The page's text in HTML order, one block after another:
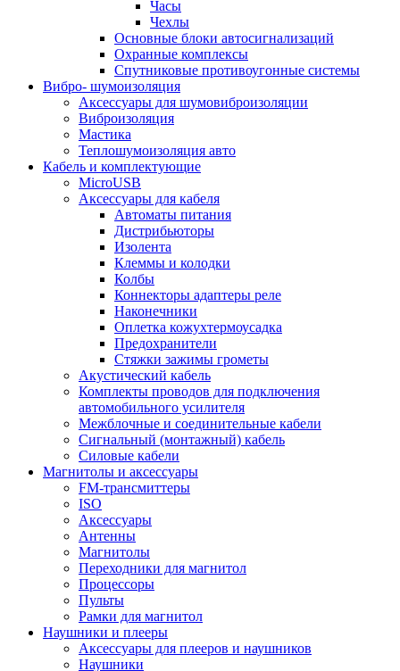
Часы
Чехлы
Основные блоки автосигнализаций
Охранные комплексы
Спутниковые противоугонные системы
Вибро- шумоизоляция
Аксессуары для шумовиброизоляции
Виброизоляция
Мастика
Теплошумоизоляция авто
Кабель и комплектующие
MicroUSB
Аксессуары для кабеля
Автоматы питания
Дистрибьюторы
Изолента
Клеммы и колодки
Колбы
Коннекторы адаптеры реле
Наконечники
Оплетка кожухтермоусадка
Предохранители
Стяжки зажимы грометы
Акустический кабель
Комплекты проводов для подключения
автомобильного усилителя
Межблочные и соединительные кабели
Сигнальный (монтажный) кабель
Силовые кабели
Магнитолы и аксессуары
FM-трансмиттеры
ISO
Аксессуары
Антенны
Магнитолы
Переходники для магнитол
Процессоры
Пульты
Рамки для магнитол
Наушники и плееры
Аксессуары для плееров и наушников
Наушники